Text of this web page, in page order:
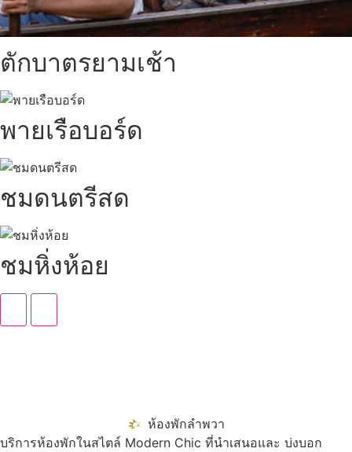
ตักบาตรยามเช้า
พายเรือบอร์ด
ชมดนตรีสด
ชมหิ่งห้อย
ห้องพักลำพวา
บริการห้องพักในสไตล์ Modern Chic ที่นำเสนอและ บ่งบอก